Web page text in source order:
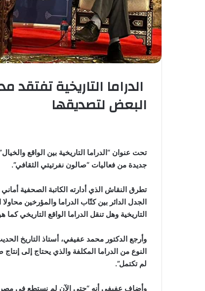
الدراما التاريخية
البعض لتصديقها
تحت عنوان “الدراما التاريخية بين الواقع
جديدة من فعاليات “صالون نفرتيتي الثقافي”.
تطرق النقاش الذي أدارته الكاتبة الصحفية
الجدل الدائر بين كتّاب الدراما والمؤرخين
التاريخية وهل تنقل الدراما الواقع التاريخي
وأرجع الدكتور محمد عفيفي، أستاذ التاريخ
النوع من الدراما المكلفة والذي يحتاج إلى
لم تكتمل”.
وأضاف عفيفي أنه “حتى الآن لم نستطع في مصر